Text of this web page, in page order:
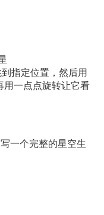
指定位置，然后用
用一点点旋转让它看
一个完整的星空生